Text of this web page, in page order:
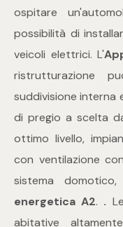
ospitare
possibilità di
veicoli elettrici. L'
ristrutturazione
suddivisione interna
di pregio a scelta
ottimo livello,
con ventilazione
sistema
energetica A2. . Le
abitative
Totale
mq
Locali